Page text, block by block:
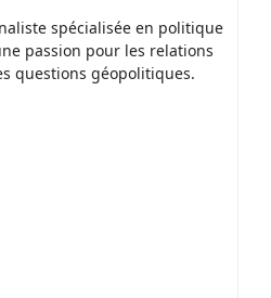
spécialisée en politique
passion pour les relations
questions géopolitiques.